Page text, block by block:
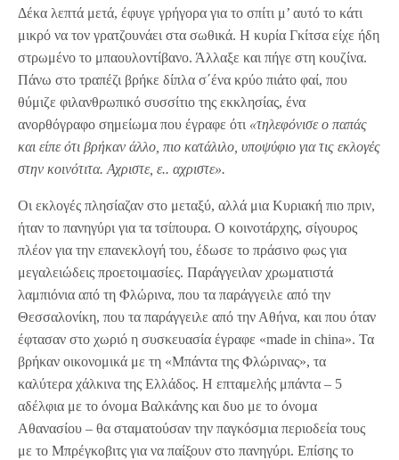
Δέκα λεπτά μετά, έφυγε γρήγορα για το σπίτι μ’ αυτό το κάτι
μικρό να τον γρατζουνάει στα σωθικά. Η κυρία Γκίτσα είχε ήδη
στρωμένο το μπαουλοντίβανο. Άλλαξε και πήγε στη κουζίνα.
Πάνω στο τραπέζι βρήκε δίπλα σ΄ένα κρύο πιάτο φαί, που
θύμιζε φιλανθρωπικό συσσίτιο της εκκλησίας, ένα
ανορθόγραφο σημείωμα που έγραφε ότι «τηλεφόνισε ο παπάς
και είπε ότι βρήκαν άλλο, πιο κατάλιλο, υποψύφιο για τις εκλογές
στην κοινότιτα. Αχριστε, ε.. αχριστε».
Οι εκλογές πλησίαζαν στο μεταξύ, αλλά μια Κυριακή πιο πριν,
ήταν το πανηγύρι για τα τσίπουρα. Ο κοινοτάρχης, σίγουρος
πλέον για την επανεκλογή του, έδωσε το πράσινο φως για
μεγαλειώδεις προετοιμασίες. Παράγγειλαν χρωματιστά
λαμπιόνια από τη Φλώρινα, που τα παράγγειλε από την
Θεσσαλονίκη, που τα παράγγειλε από την Αθήνα, και που όταν
έφτασαν στο χωριό η συσκευασία έγραφε «made in china». Τα
βρήκαν οικονομικά με τη «Μπάντα της Φλώρινας», τα
καλύτερα χάλκινα της Ελλάδος. Η επταμελής μπάντα – 5
αδέλφια με το όνομα Βαλκάνης και δυο με το όνομα
Αθανασίου – θα σταματούσαν την παγκόσμια περιοδεία τους
με το Μπρέγκοβιτς για να παίξουν στο πανηγύρι. Επίσης το